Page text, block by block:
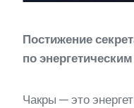
Постижение
по
Чакры — это